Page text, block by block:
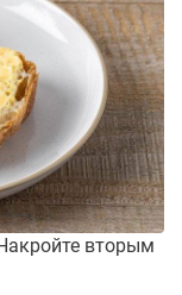
вторым